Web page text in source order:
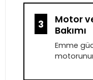
3
Motor
Bakımı
Emme